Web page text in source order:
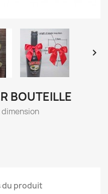

BOUTEILLE
du produit